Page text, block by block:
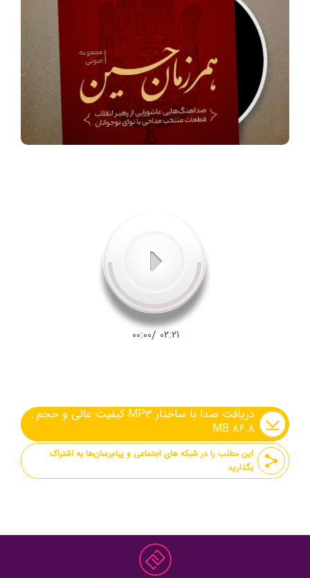
00:00/ 02:21
دریافت صدا با ساختار MP۳ کیفیت عالی و حجم :
۸۶.۸ MB
این مطلب را در شبکه های اجتماعی و پیام‌رسان‌ها به اشتراک
بگذارید